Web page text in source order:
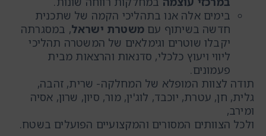
בימים אלה אנו בתהליכי הקמה של שתכנית
חדשה בשיתוף עם משטרת ישראל, במסגרתה
יקבלו שוטרים וגימלאים של המשטרה תהליכי
ליווי ויעוץ כלכלי, סדנאות והרצאות מבית
פעמונים.
תודה לצוות המופלא של המחלקה- שרית, זהבה,
גלית, חן, עטרת, יוכבד, לוג'ין, מור, סיון, שרון, אסיה
ומירב,
ולכל הצוותים המסורים והמקצועיים הפועלים בשטח.